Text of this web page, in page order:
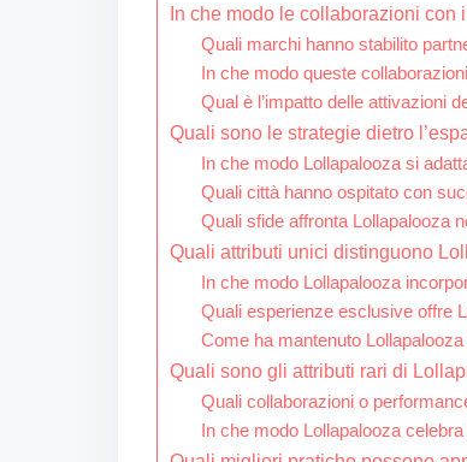
In che modo le collaborazioni con
Quali marchi hanno stabilito
In che modo queste
Qual è l’impatto delle attivazioni
Quali sono le strategie dietro
In che modo Lollapalooza si
Quali città hanno ospitato con
Quali sfide affronta Lollapalooza
Quali attributi unici distinguono
In che modo Lollapalooza
Quali esperienze esclusive offre
Come ha mantenuto
Quali sono gli attributi rari di
Quali collaborazioni o
In che modo Lollapalooza